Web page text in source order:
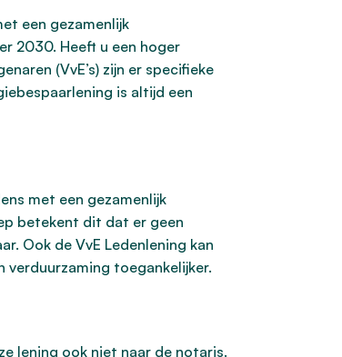
een gezamenlijk
2030. Heeft u een hoger
(VvE’s) zijn er specifieke
is altijd een
met een gezamenlijk
betekent dit dat er geen
Ook de VvE Ledenlening kan
verduurzaming toegankelijker.
lening ook niet naar de notaris.